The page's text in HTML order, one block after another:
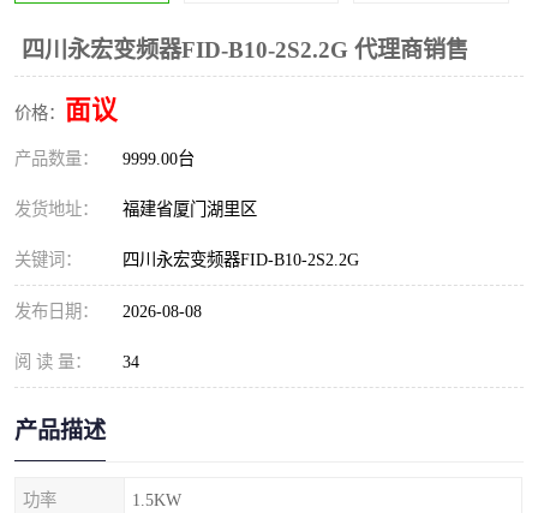
四川永宏变频器FID-B10-2S2.2G 代理商销售
价格： 面议
产品数量： 9999.00台
发货地址： 福建省厦门湖里区
关键词： 四川永宏变频器FID-B10-2S2.2G
发布日期： 2026-08-08
阅 读 量： 34
产品描述
功率 1.5KW